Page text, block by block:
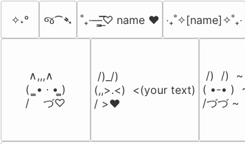
✧˖° જ⁀➴ ˚₊·—̳͟͞͞♡ name ♥️ ‎‧₊˚✧[name]✧˚₊‧
∧,,,∧
(  ̳• · • ̳)
/    づ♡
/)_/)
(,,>.<)  <(your text)
/ >❤️
/)  /)  ~
( •-• )
/づづ